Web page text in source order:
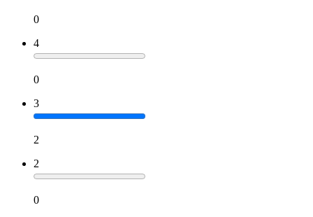
0
4
0
3
2
2
0